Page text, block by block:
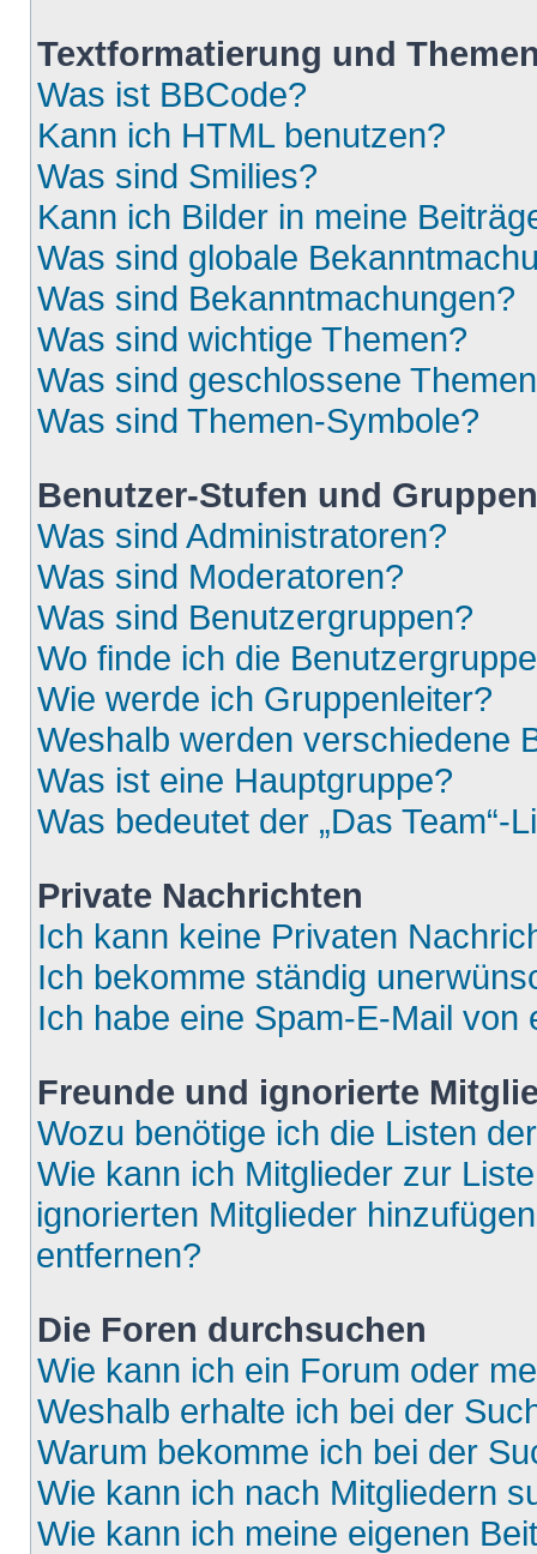
Textformatierung und
Was ist BBCode?
Kann ich HTML benutzen?
Was sind Smilies?
Kann ich Bilder in meine
Was sind globale
Was sind Bekanntmachungen?
Was sind wichtige Themen?
Was sind geschlossene
Was sind Themen-Symbole?
Benutzer-Stufen und Gruppen
Was sind Administratoren?
Was sind Moderatoren?
Was sind Benutzergruppen?
Wo finde ich die
Wie werde ich Gruppenleiter?
Weshalb werden verschiedene
Was ist eine Hauptgruppe?
Was bedeutet der „Das Team“-
Private Nachrichten
Ich kann keine Privaten
Ich bekomme ständig
Ich habe eine Spam-E-Mail
Freunde und ignorierte
Wozu benötige ich die Listen
Wie kann ich Mitglieder zur
ignorierten Mitglieder
entfernen?
Die Foren durchsuchen
Wie kann ich ein Forum oder
Weshalb erhalte ich bei der
Warum bekomme ich bei der
Wie kann ich nach Mitgliedern
Wie kann ich meine eigenen